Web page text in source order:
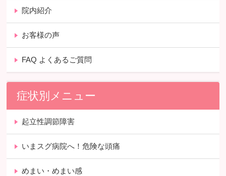
院内紹介
お客様の声
FAQ よくあるご質問
症状別メニュー
起立性調節障害
いまスグ病院へ！危険な頭痛
めまい・めまい感